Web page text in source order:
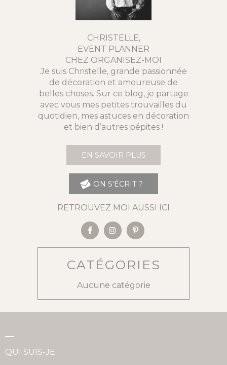
CHRISTELLE,
EVENT PLANNER
CHEZ ORGANISEZ-MOI
Je suis Christelle, grande passionnée
de décoration et amoureuse de
belles choses. Sur ce blog, je partage
avec vous mes petites trouvailles du
quotidien, mes astuces en décoration
et bien d’autres pépites !
EN SAVOIR PLUS
ON S'ÉCRIT ?
RETROUVEZ MOI AUSSI ICI
CATÉGORIES
Aucune catégorie
QUI SUIS-JE